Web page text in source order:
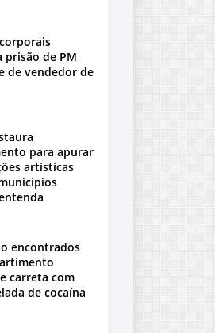
prisão de PM
de vendedor de
para apurar
artísticas
encontrados
carreta com
de cocaína